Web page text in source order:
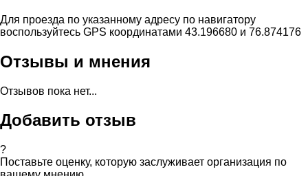
Для проезда по указанному адресу по навигатору
воспользуйтесь GPS координатами 43.196680 и 76.874176
Отзывы и мнения
Отзывов пока нет...
Добавить отзыв
?
Поставьте оценку, которую заслуживает организация по